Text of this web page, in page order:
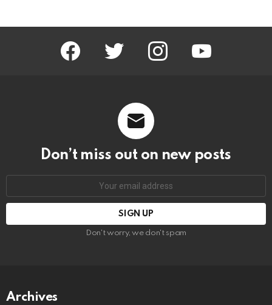
facebook twitter instagram youtube
Don’t miss out on new posts
Don't worry, we don't spam
Archives